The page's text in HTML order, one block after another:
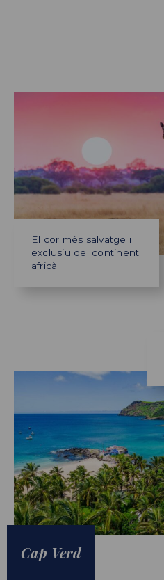
El cor més salvatge i
exclusiu del continent
africà.
Cap Verd